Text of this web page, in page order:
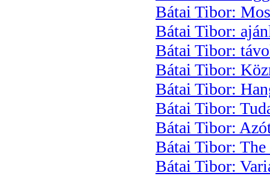
Bátai Tibor:
Bátai Tibor:
Bátai Tibor:
Bátai Tibor:
Bátai Tibor:
Bátai Tibor:
Bátai Tibor:
Bátai Tibor:
Bátai Tibor: